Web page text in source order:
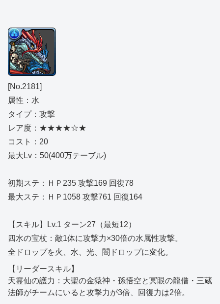
[No.2181]
属性：水
タイプ：攻撃
レア度：★★★★☆★
コスト：20
最大Lv：50(400万テーブル)
初期ステ：ＨＰ235 攻撃169 回復78
最大ステ：ＨＰ1058 攻撃761 回復164
【スキル】Lv.1 ターン27（最短12）
四水の宝杖：敵1体に攻撃力×30倍の水属性攻撃。
全ドロップを火、水、光、闇ドロップに変化。
【リーダースキル】
天霊仙の護力：大聖の金猿神・孫悟空と冥眼の龍僧・三蔵
法師がチームにいると攻撃力が3倍、回復力は2倍。